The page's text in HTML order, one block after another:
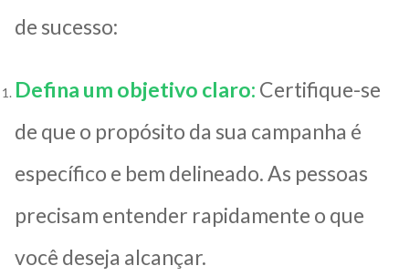
de sucesso:
Defina um objetivo claro: Certifique-se
de que o propósito da sua campanha é
específico e bem delineado. As pessoas
precisam entender rapidamente o que
você deseja alcançar.